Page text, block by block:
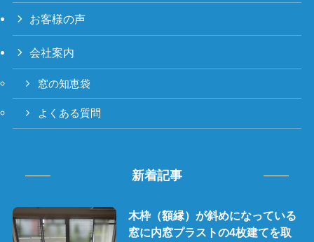
お客様の声
会社案内
窓の知恵袋
よくある質問
新着記事
木枠（額縁）が斜めになっている
窓に内窓プラストの4枚建てを取